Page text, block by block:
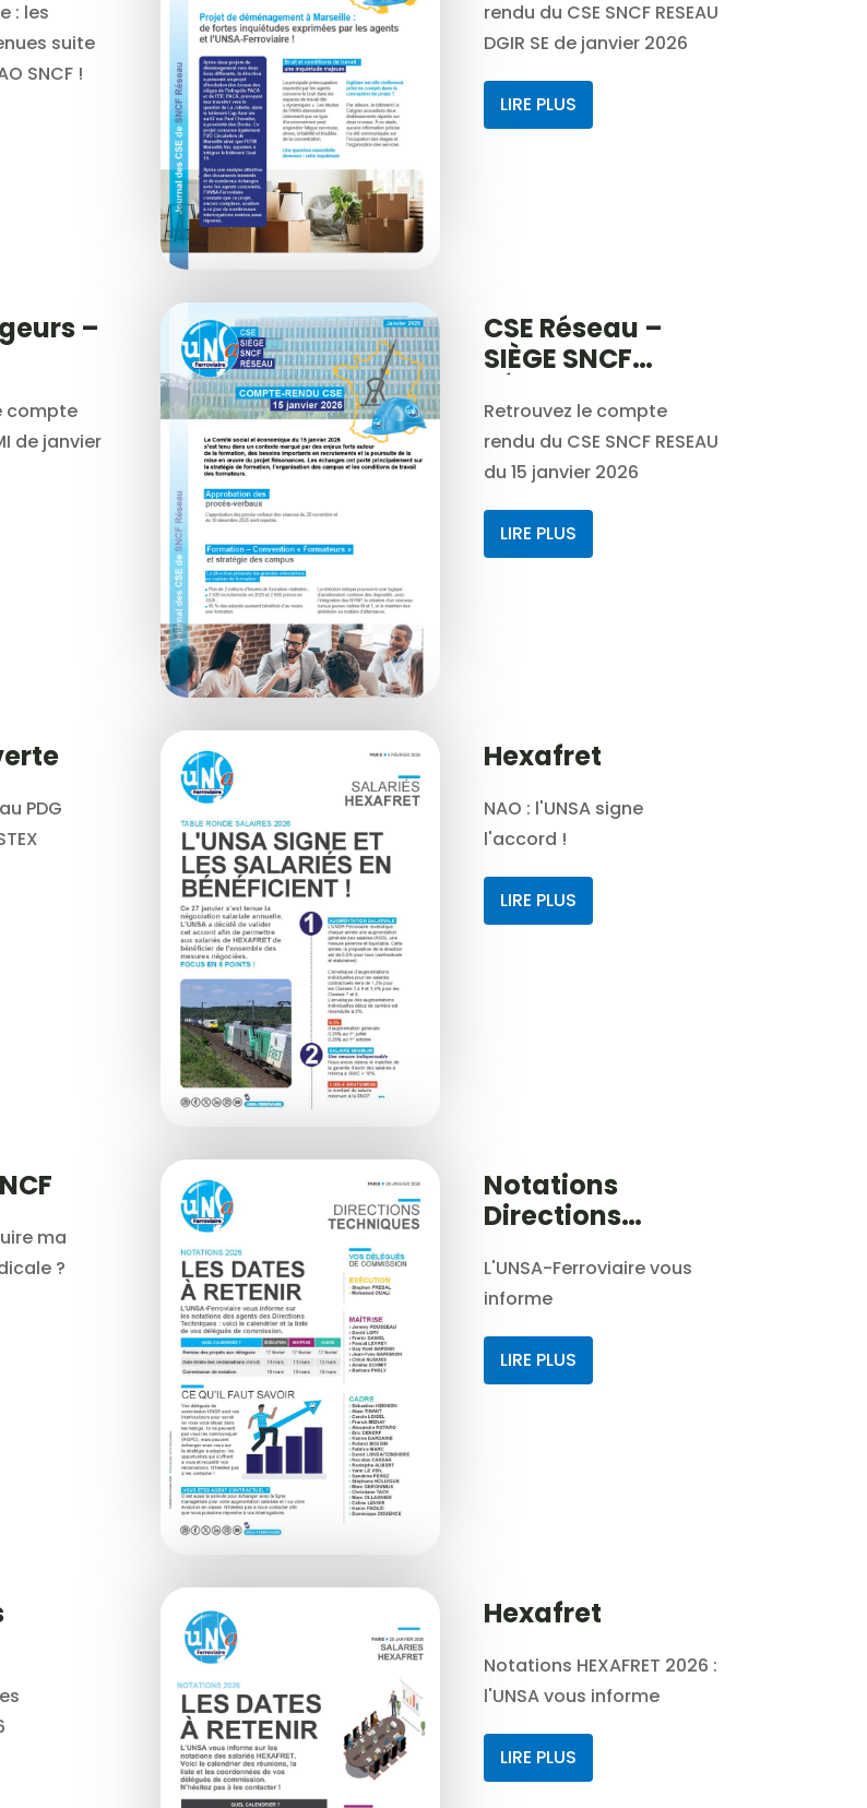
: les
suite
SNCF !
rendu du CSE SNCF RESEAU
DGIR SE de janvier 2026
LIRE PLUS
–
compte
de janvier
CSE Réseau –
SIÈGE SNCF
Retrouvez le compte
rendu du CSE SNCF RESEAU
du 15 janvier 2026
LIRE PLUS
PDG
Hexafret
NAO : l'UNSA signe
l'accord !
LIRE PLUS
ma
?
Notations
Directions
L'UNSA-Ferroviaire vous
informe
LIRE PLUS
Hexafret
Notations HEXAFRET 2026 :
l'UNSA vous informe
LIRE PLUS